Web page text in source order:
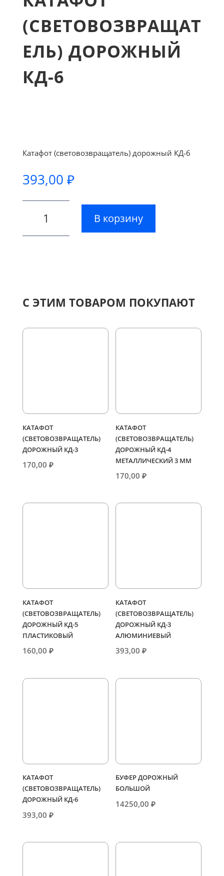
(СВЕТОВОЗВРАЩАТ
ЕЛЬ) ДОРОЖНЫЙ
КД-6
Катафот (световозвращатель) дорожный КД-6
393,00 ₽
товара
В корзину
С ЭТИМ ТОВАРОМ ПОКУПАЮТ
КАТАФОТ
(СВЕТОВОЗВРАЩАТЕЛЬ)
ДОРОЖНЫЙ КД-3
170,00 ₽
КАТАФОТ
(СВЕТОВОЗВРАЩАТЕЛЬ)
ДОРОЖНЫЙ КД-4
МЕТАЛЛИЧЕСКИЙ 3 ММ
170,00₽
КАТАФОТ
(СВЕТОВОЗВРАЩАТЕЛЬ)
ДОРОЖНЫЙ КД-5
ПЛАСТИКОВЫЙ
160,00 ₽
КАТАФОТ
(СВЕТОВОЗВРАЩАТЕЛЬ)
ДОРОЖНЫЙ КД-3
АЛЮМИНИЕВЫЙ
393,00₽
КАТАФОТ
(СВЕТОВОЗВРАЩАТЕЛЬ)
ДОРОЖНЫЙ КД-6
393,00 ₽
БУФЕР ДОРОЖНЫЙ
БОЛЬШОЙ
14250,00₽